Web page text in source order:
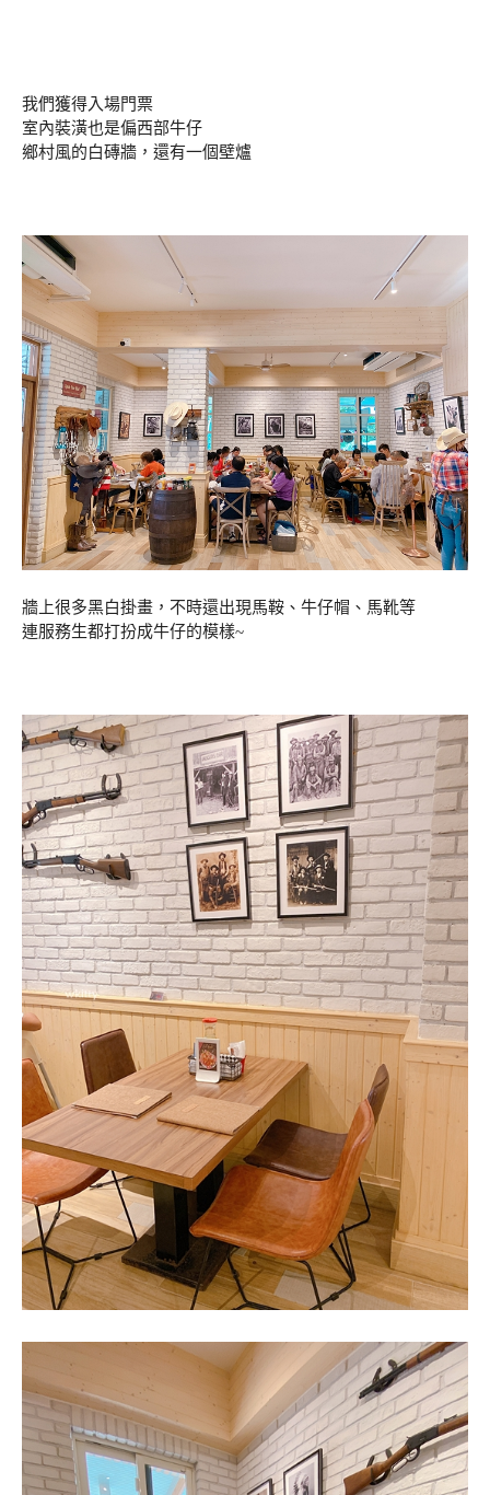
我們獲得入場門票
室內裝潢也是偏西部牛仔
鄉村風的白磚牆，還有一個壁爐
牆上很多黑白掛畫，不時還出現馬鞍、牛仔帽、馬靴等
連服務生都打扮成牛仔的模樣~